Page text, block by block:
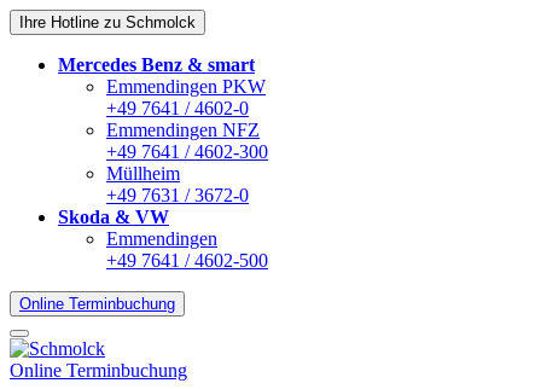
Ihre Hotline zu Schmolck
Mercedes Benz & smart
Emmendingen PKW
+49 7641 / 4602-0
Emmendingen NFZ
+49 7641 / 4602-300
Müllheim
+49 7631 / 3672-0
Skoda & VW
Emmendingen
+49 7641 / 4602-500
Online Terminbuchung
Online Terminbuchung